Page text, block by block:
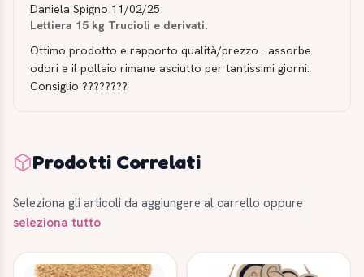
Daniela Spigno 11/02/25
Lettiera 15 kg Trucioli e derivati.
Ottimo prodotto e rapporto qualità/prezzo....assorbe
odori e il pollaio rimane asciutto per tantissimi giorni.
Consiglio ????????
Prodotti Correlati
Seleziona gli articoli da aggiungere al carrello oppure
seleziona tutto